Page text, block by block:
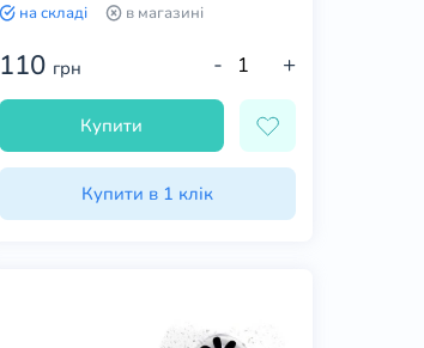
на складі в магазині
110 грн - +
Купити
Купити в 1 клік